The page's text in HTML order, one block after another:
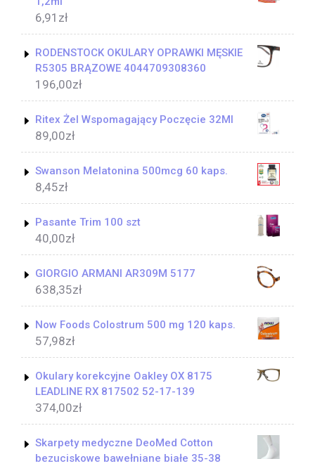
6,91 zł
RODENSTOCK OKULARY OPRAWKI MĘSKIE
R5305 BRĄZOWE 4044709308360
196,00zł
Ritex Żel Wspomagający Poczęcie 32Ml
89,00zł
Swanson Melatonina 500mcg 60 kaps.
8,45zł
Pasante Trim 100 szt
40,00zł
GIORGIO ARMANI AR309M 5177
638,35zł
Now Foods Colostrum 500 mg 120 kaps.
57,98zł
Okulary korekcyjne Oakley OX 8175
LEADLINE RX 817502 52-17-139
374,00zł
Skarpety medyczne DeoMed Cotton
bezuciskowe bawełniane białe 35-38